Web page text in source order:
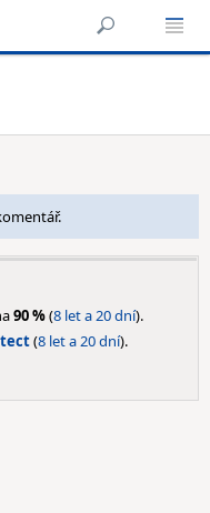
90 %(8 let a 20 dní).
(8 let a 20 dní).